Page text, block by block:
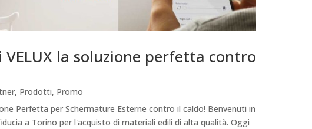
la soluzione perfetta contro
, Prodotti, Promo
Perfetta per Schermature Esterne contro il caldo! Benvenuti in
a Torino per l'acquisto di materiali edili di alta qualità. Oggi